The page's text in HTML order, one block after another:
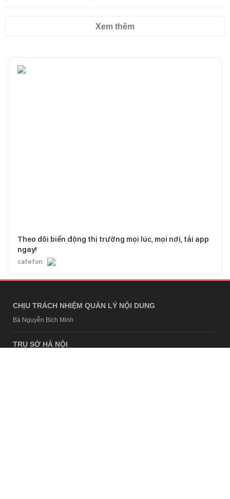
Xem thêm
Theo dõi biến động thị trường mọi lúc, mọi nơi, tải app
ngay!
cafef.vn
CHỊU TRÁCH NHIỆM QUẢN LÝ NỘI DUNG
Bà Nguyễn Bích Minh
TRỤ SỞ HÀ NỘI